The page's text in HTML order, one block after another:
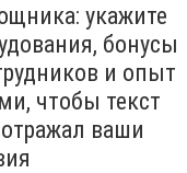
укажите
бонусы
и опыт
чтобы текст
ваши